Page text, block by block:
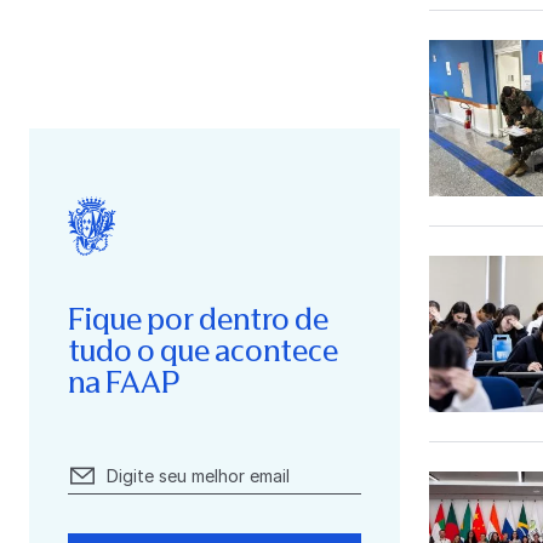
Fique por dentro de
tudo o que acontece
na FAAP